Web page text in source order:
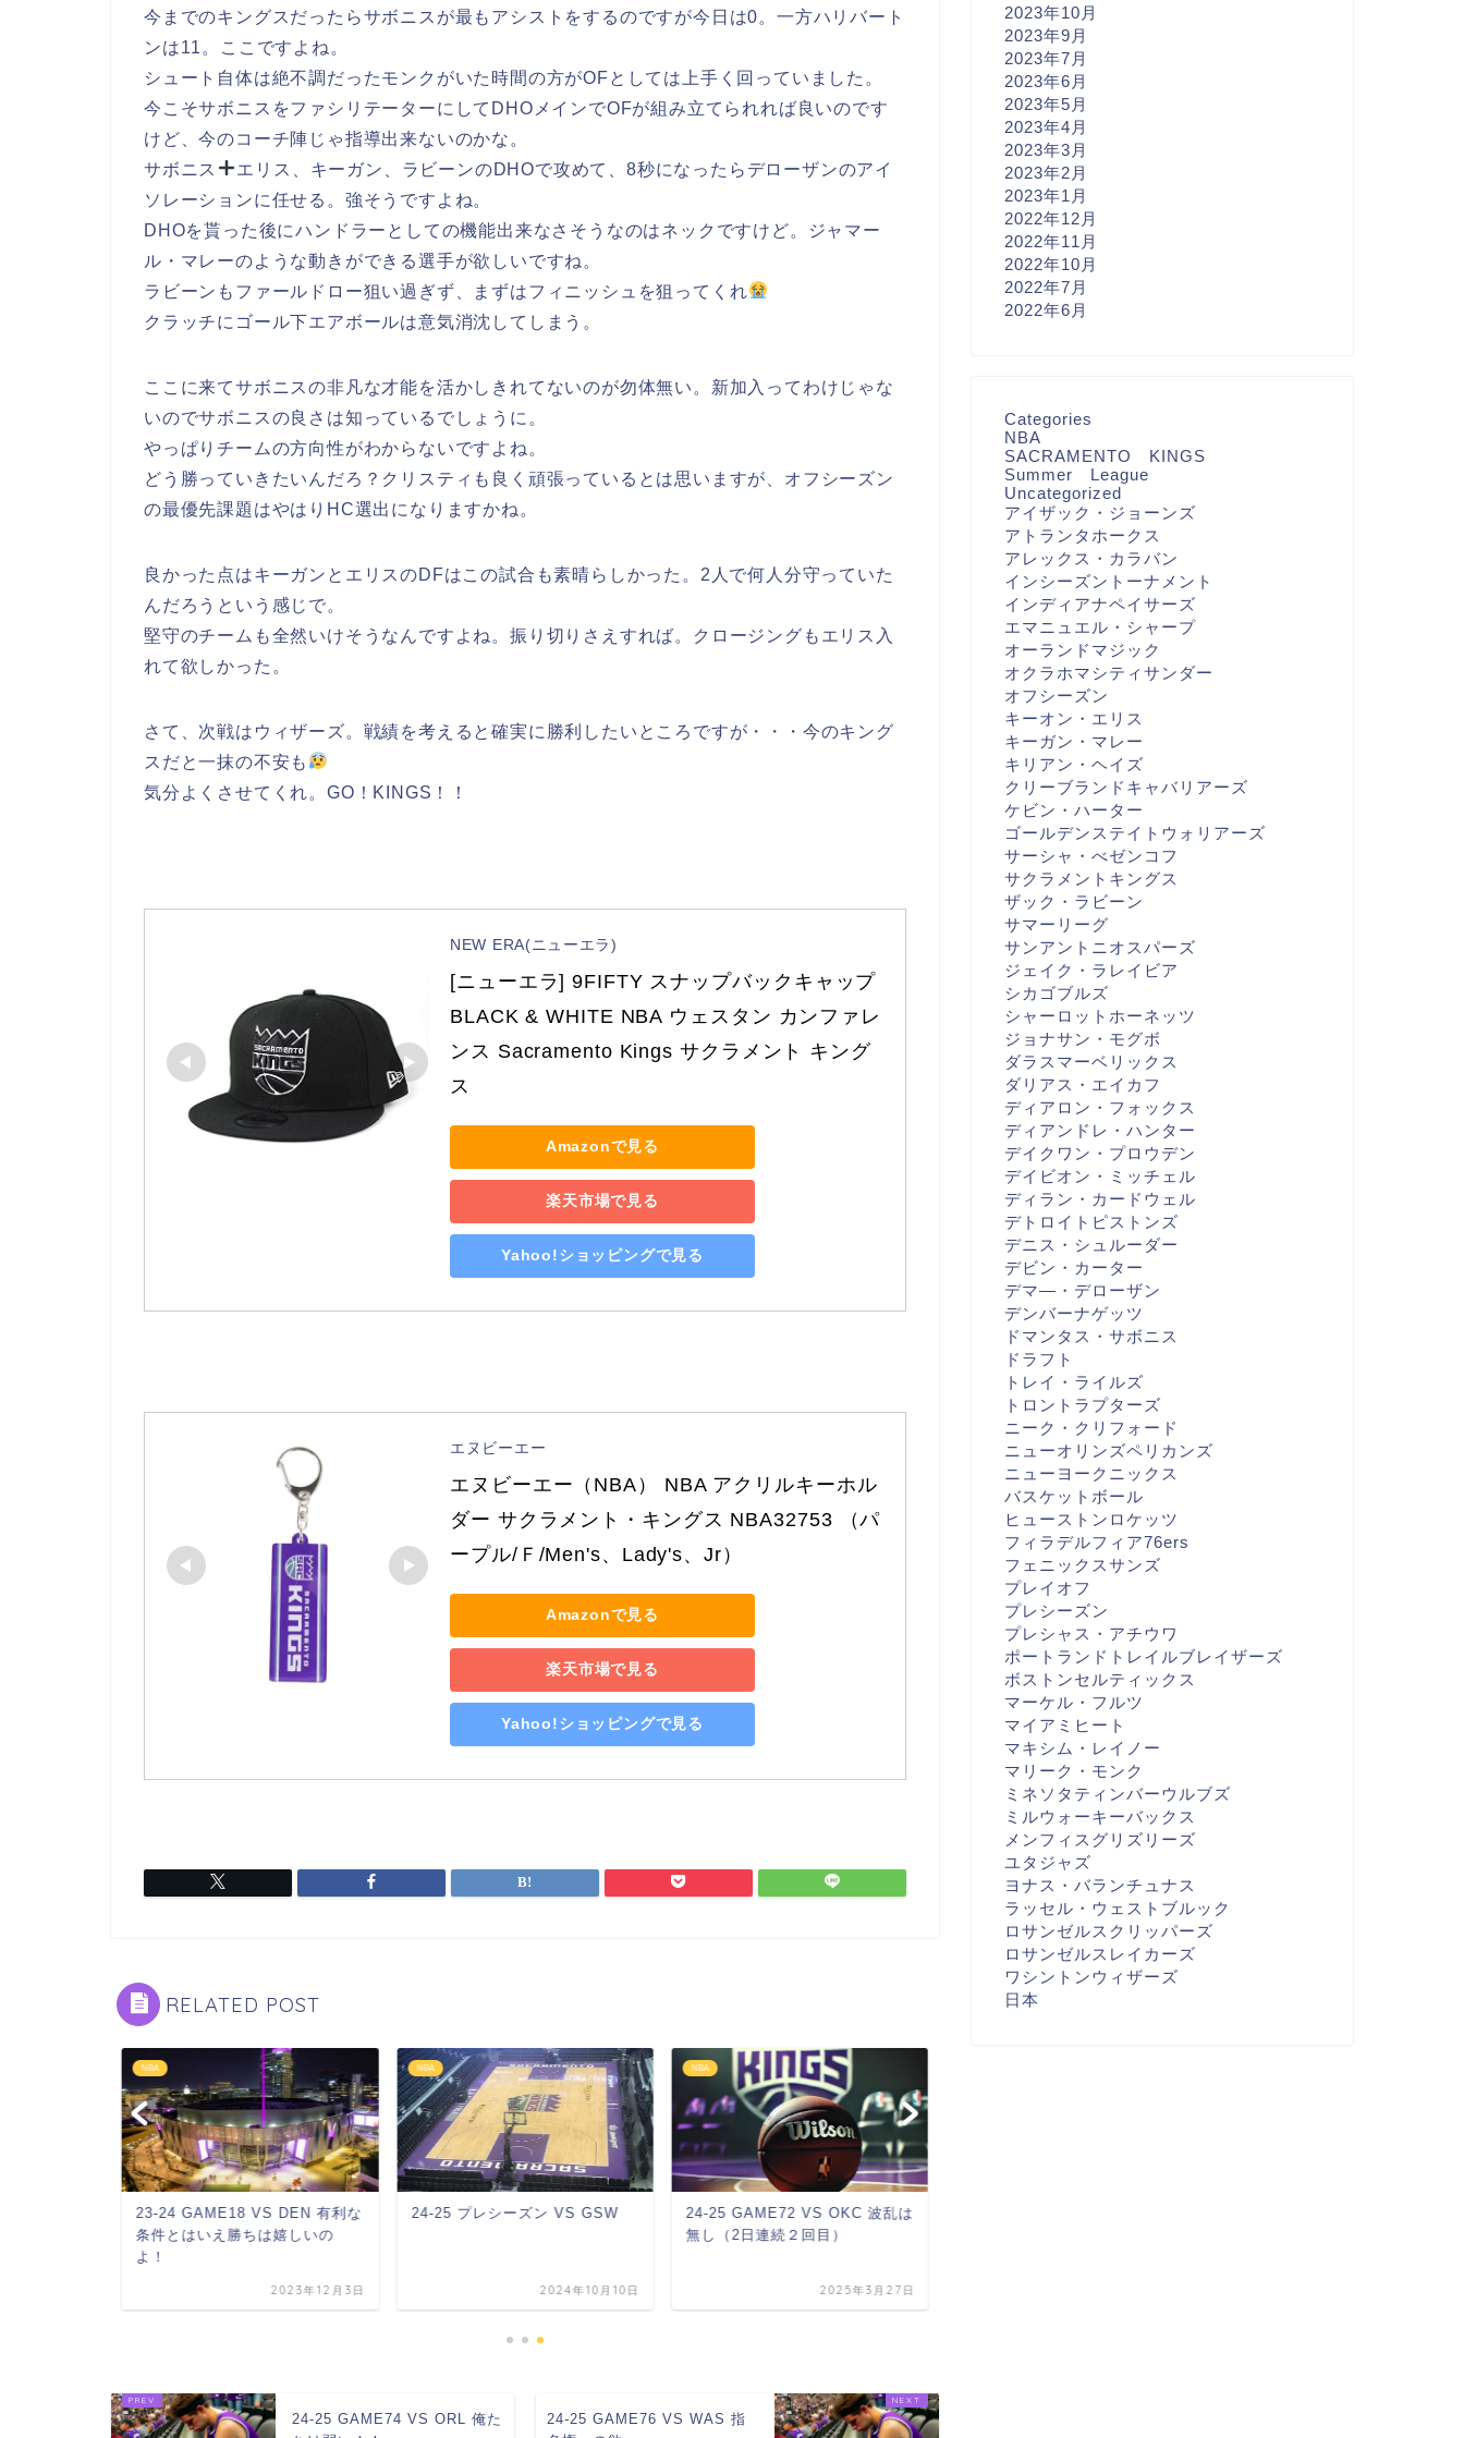
今までのキングスだったらサボニスが最もアシストをするのですが今日は0。一方ハリバート
ンは11。ここですよね。
シュート自体は絶不調だったモンクがいた時間の方がOFとしては上手く回っていました。
今こそサボニスをファシリテーターにしてDHOメインでOFが組み立てられれば良いのです
けど、今のコーチ陣じゃ指導出来ないのかな。
サボニス
エリス、キーガン、ラビーンのDHOで攻めて、8秒になったらデローザンのアイ
ソレーションに任せる。強そうですよね。
DHOを貰った後にハンドラーとしての機能出来なさそうなのはネックですけど。ジャマー
ル・マレーのような動きができる選手が欲しいですね。
ラビーンもファールドロー狙い過ぎず、まずはフィニッシュを狙ってくれ
クラッチにゴール下エアボールは意気消沈してしまう。
ここに来てサボニスの非凡な才能を活かしきれてないのが勿体無い。新加入ってわけじゃな
いのでサボニスの良さは知っているでしょうに。
やっぱりチームの方向性がわからないですよね。
どう勝っていきたいんだろ？クリスティも良く頑張っているとは思いますが、オフシーズン
の最優先課題はやはりHC選出になりますかね。
良かった点はキーガンとエリスのDFはこの試合も素晴らしかった。2人で何人分守っていた
んだろうという感じで。
堅守のチームも全然いけそうなんですよね。振り切りさえすれば。クロージングもエリス入
れて欲しかった。
さて、次戦はウィザーズ。戦績を考えると確実に勝利したいところですが・・・今のキング
スだと一抹の不安も
気分よくさせてくれ。GO！KINGS！！
NEW ERA(ニューエラ)
[ニューエラ] 9FIFTY スナップバックキャップ
BLACK & WHITE NBA ウェスタン カンファレ
ンス Sacramento Kings サクラメント キング
ス
Amazonで見る
楽天市場で見る
Yahoo!ショッピングで見る
エヌビーエー
エヌビーエー（NBA） NBA アクリルキーホル
ダー サクラメント・キングス NBA32753 （パ
ープル/Ｆ/Men's、Lady's、Jr）
Amazonで見る
楽天市場で見る
Yahoo!ショッピングで見る
RELATED POST
NBA
23-24 GAME18 VS DEN 有利な
条件とはいえ勝ちは嬉しいの
よ！
2023年12月3日
NBA
24-25 プレシーズン VS GSW
2024年10月10日
NBA
24-25 GAME72 VS OKC 波乱は
無し（2日連続２回目）
2025年3月27日
24-25 GAME74 VS ORL 俺た
24-25 GAME76 VS WAS 指
2023年10月
2023年9月
2023年7月
2023年6月
2023年5月
2023年4月
2023年3月
2023年2月
2023年1月
2022年12月
2022年11月
2022年10月
2022年7月
2022年6月
Categories
NBA
SACRAMENTO KINGS
Summer League
Uncategorized
アイザック・ジョーンズ
アトランタホークス
アレックス・カラバン
インシーズントーナメント
インディアナペイサーズ
エマニュエル・シャープ
オーランドマジック
オクラホマシティサンダー
オフシーズン
キーオン・エリス
キーガン・マレー
キリアン・ヘイズ
クリーブランドキャバリアーズ
ケビン・ハーター
ゴールデンステイトウォリアーズ
サーシャ・べゼンコフ
サクラメントキングス
ザック・ラビーン
サマーリーグ
サンアントニオスパーズ
ジェイク・ラレイビア
シカゴブルズ
シャーロットホーネッツ
ジョナサン・モグボ
ダラスマーベリックス
ダリアス・エイカフ
ディアロン・フォックス
ディアンドレ・ハンター
デイクワン・プロウデン
デイビオン・ミッチェル
ディラン・カードウェル
デトロイトピストンズ
デニス・シュルーダー
デビン・カーター
デマ―・デローザン
デンバーナゲッツ
ドマンタス・サボニス
ドラフト
トレイ・ライルズ
トロントラプターズ
ニーク・クリフォード
ニューオリンズペリカンズ
ニューヨークニックス
バスケットボール
ヒューストンロケッツ
フィラデルフィア76ers
フェニックスサンズ
プレイオフ
プレシーズン
プレシャス・アチウワ
ポートランドトレイルブレイザーズ
ボストンセルティックス
マーケル・フルツ
マイアミヒート
マキシム・レイノー
マリーク・モンク
ミネソタティンバーウルブズ
ミルウォーキーバックス
メンフィスグリズリーズ
ユタジャズ
ヨナス・バランチュナス
ラッセル・ウェストブルック
ロサンゼルスクリッパーズ
ロサンゼルスレイカーズ
ワシントンウィザーズ
日本